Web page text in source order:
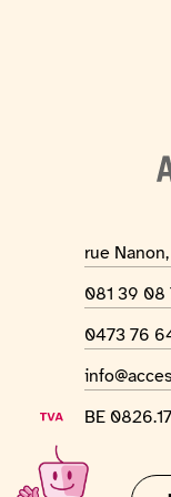
Adresse
rue
Numéro
081 39 08
Numéro
0473 76
Adresse
Numéro
BE